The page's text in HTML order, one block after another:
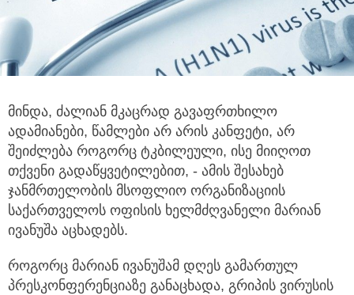
მინდა, ძალიან მკაცრად გავაფრთხილო
ადამიანები, წამლები არ არის კანფეტი, არ
შეიძლება როგორც ტკბილეული, ისე მიიღოთ
თქვენი გადაწყვეტილებით, - ამის შესახებ
ჯანმრთელობის მსოფლიო ორგანიზაციის
საქართველოს ოფისის ხელმძღვანელი მარიან
ივანუშა აცხადებს.
როგორც მარიან ივანუშამ დღეს გამართულ
პრესკონფერენციაზე განაცხადა, გრიპის ვირუსის